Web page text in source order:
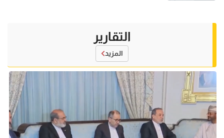
التقارير
المزيد